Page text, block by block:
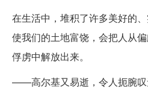
在生活中，堆积了许多美好的
使我们的土地富饶，会把人从
俘虏中解放出来。
——高尔基又易逝，令人扼腕叹